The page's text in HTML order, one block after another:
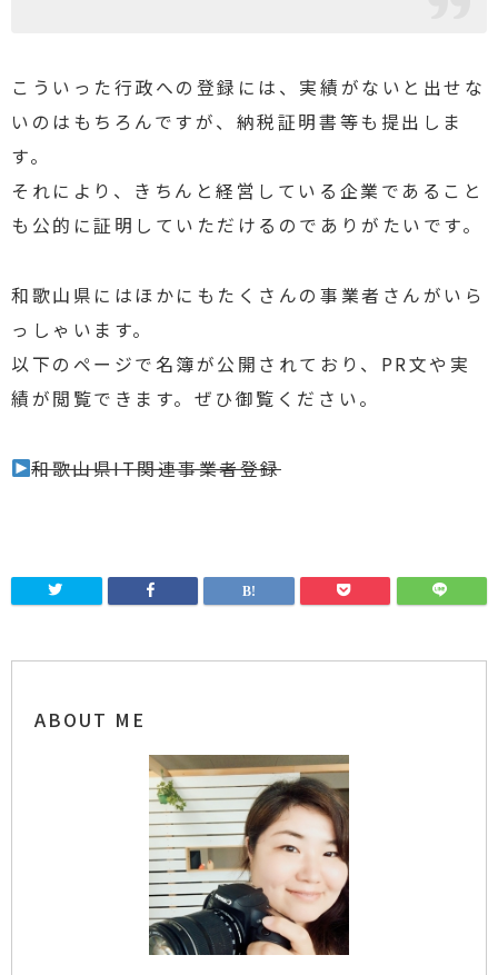
こういった行政への登録には、実績がないと出せな
いのはもちろんですが、納税証明書等も提出しま
す。
それにより、きちんと経営している企業であること
も公的に証明していただけるのでありがたいです。
和歌山県にはほかにもたくさんの事業者さんがいら
っしゃいます。
以下のページで名簿が公開されており、PR文や実
績が閲覧できます。ぜひ御覧ください。
和歌山県IT関連事業者登録
ABOUT ME